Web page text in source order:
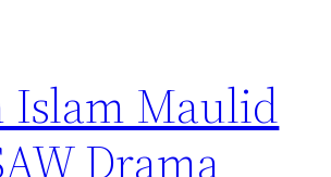
Islam Maulid
Drama